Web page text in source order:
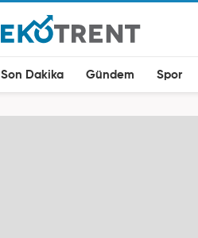
Son Dakika Gündem Spor